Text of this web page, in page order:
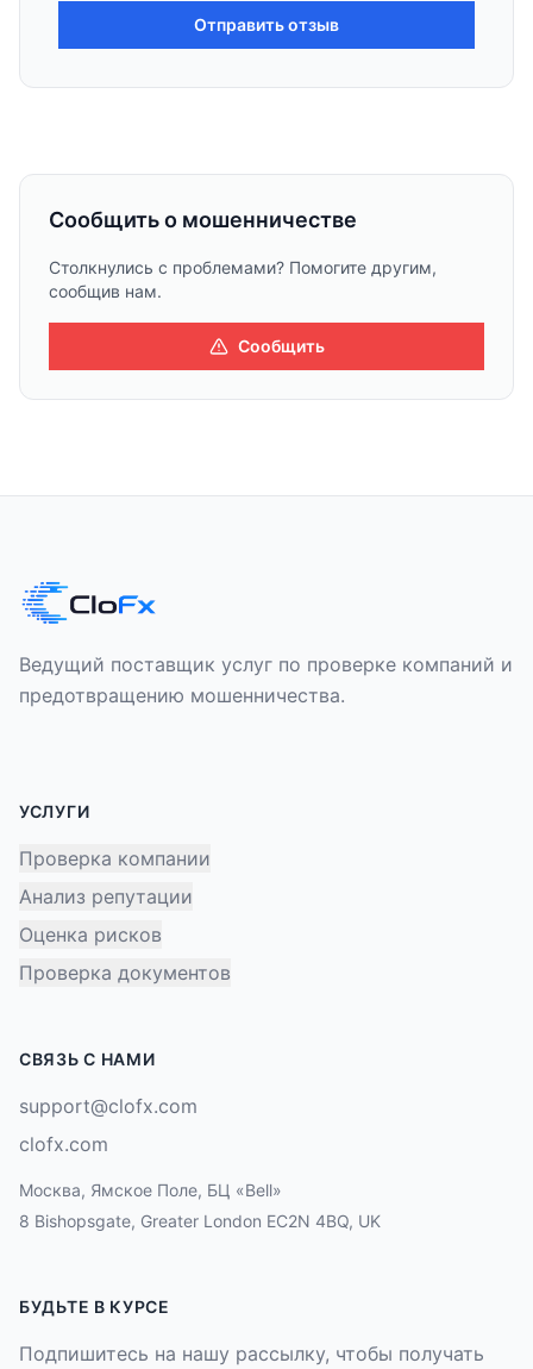
Отправить отзыв
Сообщить о мошенничестве
Столкнулись с проблемами? Помогите другим,
сообщив нам.
Сообщить
Ведущий поставщик услуг по проверке компаний и
предотвращению мошенничества.
УСЛУГИ
Проверка компании
Анализ репутации
Оценка рисков
Проверка документов
СВЯЗЬ С НАМИ
support@clofx.com
clofx.com
Москва, Ямское Поле, БЦ «Bell»
8 Bishopsgate, Greater London EC2N 4BQ, UK
БУДЬТЕ В КУРСЕ
Подпишитесь на нашу рассылку, чтобы получать